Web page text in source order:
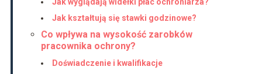
Jak kształtują się stawki godzinowe?
Co wpływa na wysokość zarobków
pracownika ochrony?
Doświadczenie i kwalifikacje